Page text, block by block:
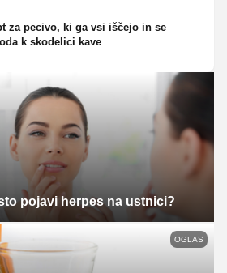
za pecivo, ki ga vsi iščejo in se
k skodelici kave
pojavi herpes na ustnici?
OGLAS